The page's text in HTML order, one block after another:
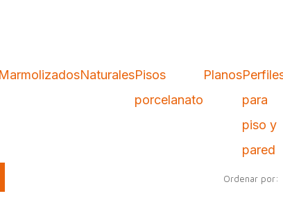
MarmolizadosNaturalesPisos
porcelanato
Planos
para
piso y
pared
Ordenar por: